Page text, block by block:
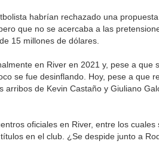
habrían rechazado una
que no se acercaba a las
15 millones de dólares.
en River en 2021 y, pese a que
se fue desinflando. Hoy, pese a que
arribos de Kevin Castaño y Giuliano
oficiales en River, entre los
en el club. ¿Se despide junto a